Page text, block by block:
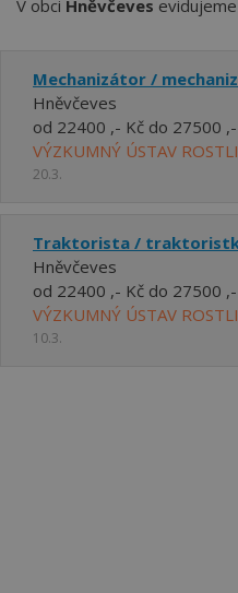
V obci Hněvčeves
Mechanizátor /
Hněvčeves
od 22400 ,- Kč do 27500
VÝZKUMNÝ ÚSTAV
20.3.
Traktorista /
Hněvčeves
od 22400 ,- Kč do 27500
VÝZKUMNÝ ÚSTAV
10.3.